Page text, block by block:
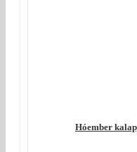
Hóember